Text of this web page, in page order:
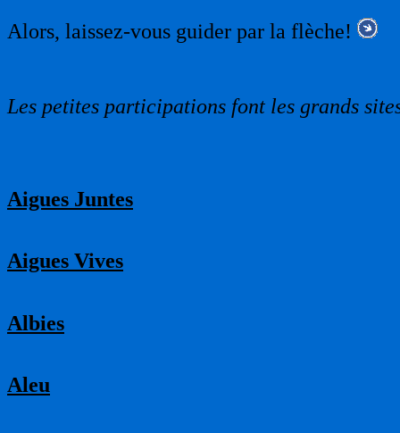
Alors, laissez-vous guider par la flèche!
Les petites participations font les grands
Aigues Juntes
Aigues Vives
Albies
Aleu